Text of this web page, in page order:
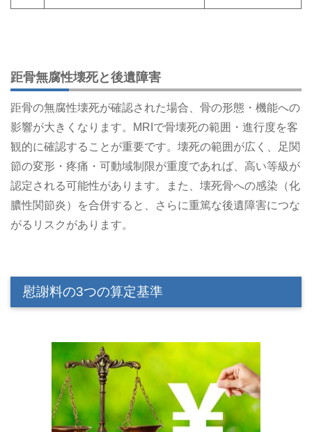
距骨無腐性壊死と後遺障害
距骨の無腐性壊死が確認された場合、骨の形態・機能への
影響が大きくなります。MRIで骨壊死の範囲・進行度を客
観的に確認することが重要です。壊死の範囲が広く、足関
節の変形・疼痛・可動域制限が重度であれば、高い等級が
認定される可能性があります。また、壊死骨への感染（化
膿性関節炎）を合併すると、さらに重篤な後遺障害につな
がるリスクがあります。
慰謝料の3つの算定基準